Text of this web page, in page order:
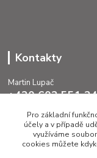
Kontakty
Martin Lupač
+420 602 551
lupac@caggiati.cz
Pro základní
účely a v případě
využíváme
cookies můžete